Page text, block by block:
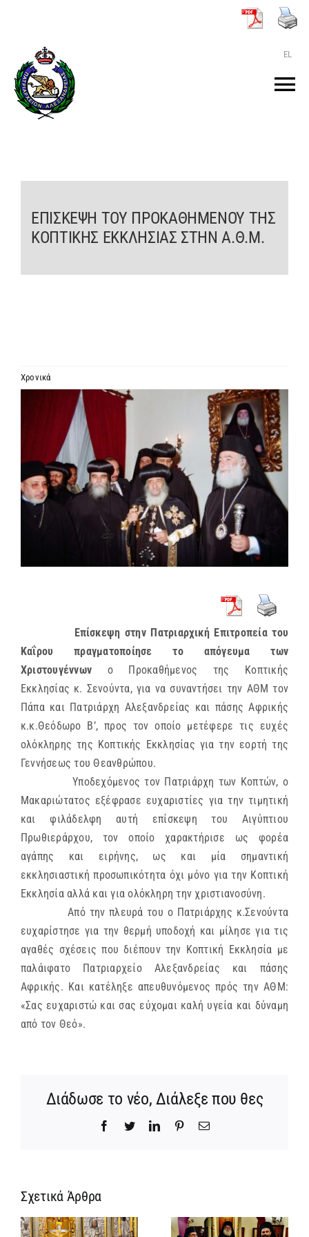
περιεχόμενο
EL
O ΠΑΤΡΙΑΡΧΗΣ
ΤΟ ΠΑΤΡΙΑΡΧΕΙΟ
KEIMENA
ΕΝΗΜΕΡΩΣΗ
ΣΥΝΔΕΣΕΙΣ
ΕΠΙΣΚΕΨΗ ΤΟΥ ΠΡΟΚΑΘΗΜΕΝΟΥ ΤΗΣ
ΚΟΠΤΙΚΗΣ ΕΚΚΛΗΣΙΑΣ ΣΤΗΝ Α.Θ.Μ.
Χρονικά
μεγαλύτερης
Επίσκεψη στην Πατριαρχική Επιτροπεία του
Καΐρου πραγματοποίησε το απόγευμα των
Χριστουγέννων ο Προκαθήμενος της Κοπτικής
Εκκλησίας κ. Σενούντα, για να συναντήσει την ΑΘΜ τον
Πάπα και Πατριάρχη Αλεξανδρείας και πάσης Αφρικής
κ.κ.Θεόδωρο Β’, προς τον οποίο μετέφερε τις ευχές
ολόκληρης της Κοπτικής Εκκλησίας για την εορτή της
Γεννήσεως του Θεανθρώπου.
Υποδεχόμενος τον Πατριάρχη των Κοπτών, ο
Μακαριώτατος εξέφρασε ευχαριστίες για την τιμητική
και φιλάδελφη αυτή επίσκεψη του Αιγύπτιου
Πρωθιεράρχου, τον οποίο χαρακτήρισε ως φορέα
αγάπης και ειρήνης, ως και μία σημαντική
εκκλησιαστική προσωπικότητα όχι μόνο για την Κοπτική
Εκκλησία αλλά και για ολόκληρη την χριστιανοσύνη.
Από την πλευρά του ο Πατριάρχης κ.Σενούντα
ευχαρίστησε για την θερμή υποδοχή και μίλησε για τις
αγαθές σχέσεις που διέπουν την Κοπτική Εκκλησία με
παλάιφατο Πατριαρχείο Αλεξανδρείας και πάσης
Αφρικής. Και κατέληξε απευθυνόμενος πρός την ΑΘΜ:
«Σας ευχαριστώ και σας εύχομαι καλή υγεία και δύναμη
από τον Θεό».
Διάδωσε το νέο, Διάλεξε που θες
Facebook
TwitterLinkedInPinterestEmail
Σχετικά ΆρθραΊδρυση
Γυναικείας